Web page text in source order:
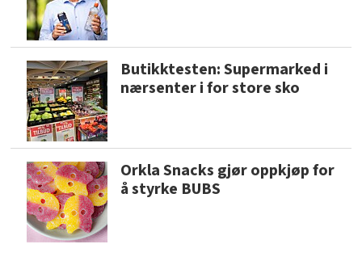
Butikktesten: Supermarked i
nærsenter i for store sko
Orkla Snacks gjør oppkjøp for
å styrke BUBS